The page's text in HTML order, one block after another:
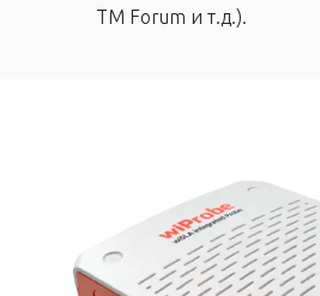
TM Forum и т.д.).